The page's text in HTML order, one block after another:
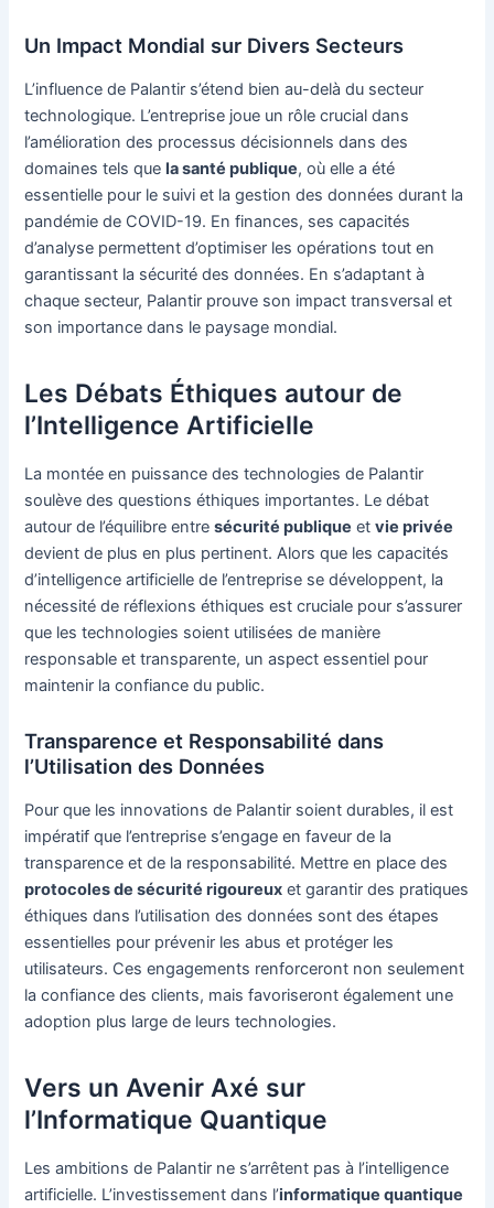
Un Impact Mondial sur Divers Secteurs
L’influence de Palantir s’étend bien au-delà du secteur
technologique. L’entreprise joue un rôle crucial dans
l’amélioration des processus décisionnels dans des
domaines tels quela santé publique, où elle a été
essentielle pour le suivi et la gestion des données durant la
pandémie de COVID-19. En finances, ses capacités
d’analyse permettent d’optimiser les opérations tout en
garantissant la sécurité des données. En s’adaptant à
chaque secteur, Palantir prouve son impact transversal et
son importance dans le paysage mondial.
Les Débats Éthiques autour de
l’Intelligence Artificielle
La montée en puissance des technologies de Palantir
soulève des questions éthiques importantes. Le débat
autour de l’équilibre entresécurité publique etvie privée
devient de plus en plus pertinent. Alors que les capacités
d’intelligence artificielle de l’entreprise se développent, la
nécessité de réflexions éthiques est cruciale pour s’assurer
que les technologies soient utilisées de manière
responsable et transparente, un aspect essentiel pour
maintenir la confiance du public.
Transparence et Responsabilité dans
l’Utilisation des Données
Pour que les innovations de Palantir soient durables, il est
impératif que l’entreprise s’engage en faveur de la
transparence et de la responsabilité. Mettre en place des
protocoles de sécurité rigoureux et garantir des pratiques
éthiques dans l’utilisation des données sont des étapes
essentielles pour prévenir les abus et protéger les
utilisateurs. Ces engagements renforceront non seulement
la confiance des clients, mais favoriseront également une
adoption plus large de leurs technologies.
Vers un Avenir Axé sur
l’Informatique Quantique
Les ambitions de Palantir ne s’arrêtent pas à l’intelligence
artificielle. L’investissement dans l’informatique quantique